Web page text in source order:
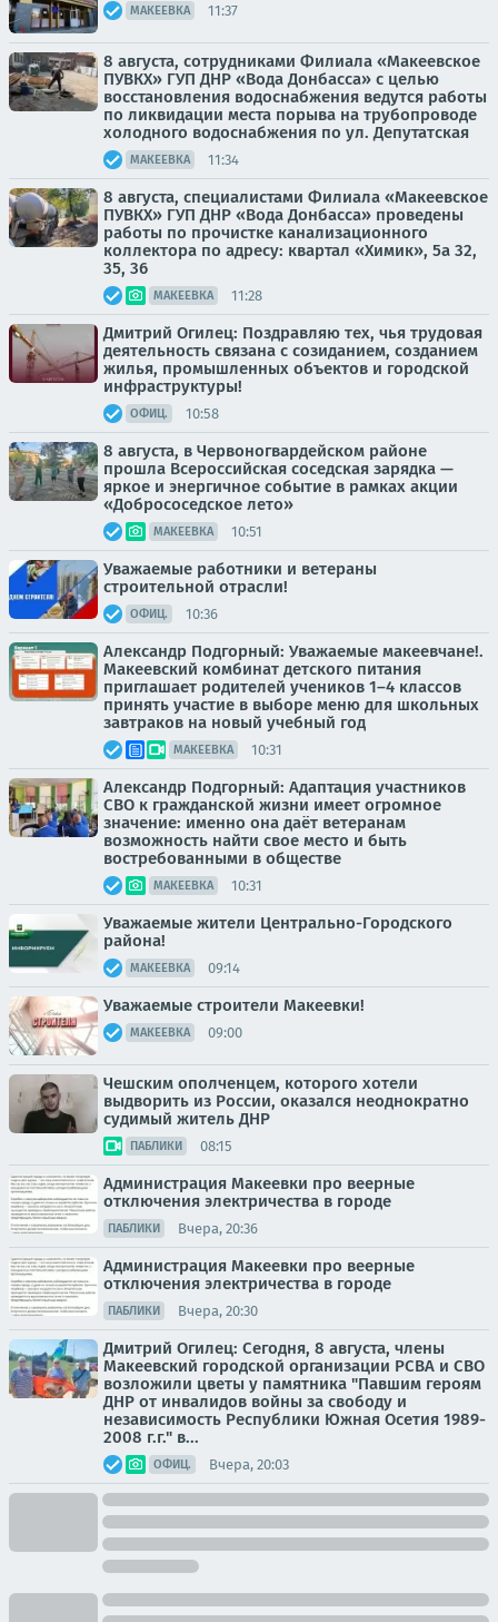
МАКЕЕВКА 11:37
8 августа, сотрудниками Филиала «Макеевское
ПУВКХ» ГУП ДНР «Вода Донбасса» с целью
восстановления водоснабжения ведутся работы
по ликвидации места порыва на трубопроводе
холодного водоснабжения по ул. Депутатская
МАКЕЕВКА 11:34
8 августа, специалистами Филиала «Макеевское
ПУВКХ» ГУП ДНР «Вода Донбасса» проведены
работы по прочистке канализационного
коллектора по адресу: квартал «Химик», 5а 32,
35, 36
МАКЕЕВКА 11:28
Дмитрий Огилец: Поздравляю тех, чья трудовая
деятельность связана с созиданием, созданием
жилья, промышленных объектов и городской
инфраструктуры!
ОФИЦ. 10:58
8 августа, в Червоногвардейском районе
прошла Всероссийская соседская зарядка —
яркое и энергичное событие в рамках акции
«Добрососедское лето»
МАКЕЕВКА 10:51
Уважаемые работники и ветераны
строительной отрасли!
ОФИЦ. 10:36
Александр Подгорный: Уважаемые макеевчане!.
Макеевский комбинат детского питания
приглашает родителей учеников 1–4 классов
принять участие в выборе меню для школьных
завтраков на новый учебный год
МАКЕЕВКА 10:31
Александр Подгорный: Адаптация участников
СВО к гражданской жизни имеет огромное
значение: именно она даёт ветеранам
возможность найти свое место и быть
востребованными в обществе
МАКЕЕВКА 10:31
Уважаемые жители Центрально-Городского
района!
МАКЕЕВКА 09:14
Уважаемые строители Макеевки!
МАКЕЕВКА 09:00
Чешским ополченцем, которого хотели
выдворить из России, оказался неоднократно
судимый житель ДНР
ПАБЛИКИ 08:15
Администрация Макеевки про веерные
отключения электричества в городе
ПАБЛИКИ Вчера, 20:36
Администрация Макеевки про веерные
отключения электричества в городе
ПАБЛИКИ Вчера, 20:30
Дмитрий Огилец: Сегодня, 8 августа, члены
Макеевский городской организации РСВА и СВО
возложили цветы у памятника "Павшим героям
ДНР от инвалидов войны за свободу и
независимость Республики Южная Осетия 1989-
2008 г.г." в...
ОФИЦ. Вчера, 20:03